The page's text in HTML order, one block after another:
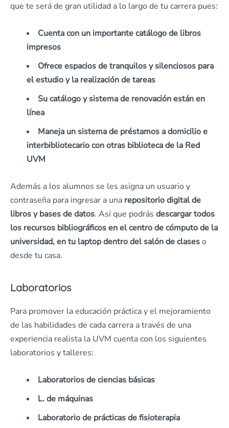
que te será de gran utilidad a lo largo de tu carrera pues:
Cuenta con un importante catálogo de libros
impresos
Ofrece espacios de tranquilos y silenciosos para
el estudio y la realización de tareas
Su catálogo y sistema de renovación están en
línea
Maneja un sistema de préstamos a domicilio e
interbibliotecario con otras biblioteca de la Red
UVM
Además a los alumnos se les asigna un usuario y
contraseña para ingresar a una repositorio digital de
libros y bases de datos. Así que podrás descargar todos
los recursos bibliográficos en el centro de cómputo de la
universidad, en tu laptop dentro del salón de claseso
desde tu casa.
Laboratorios
Para promover la educación práctica y el mejoramiento
de las habilidades de cada carrera a través de una
experiencia realista la UVM cuenta con los siguientes
laboratorios y talleres:
Laboratorios de ciencias básicas
L. de máquinas
Laboratorio de prácticas de fisioterapia